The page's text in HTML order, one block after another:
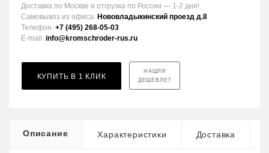
Доставка по Москве и отгрузка по России — 1-2 дня!
Самовывоз из офиса: Нововладыкинский проезд д.8
Телефон: +7 (495) 268-05-03
E-mail: info@kromschroder-rus.ru
КУПИТЬ В 1 КЛИК
НАШЛИ
ДЕШЕВЛЕ?
Описание Характеристики Доставка